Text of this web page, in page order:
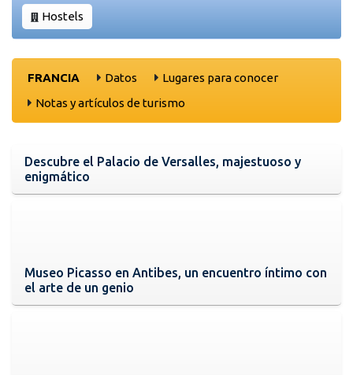
Hostels
FRANCIA Datos
Lugares para conocer
Notas y artículos de turismo
Descubre el Palacio de Versalles, majestuoso y
enigmático
Museo Picasso en Antibes, un encuentro íntimo con
el arte de un genio